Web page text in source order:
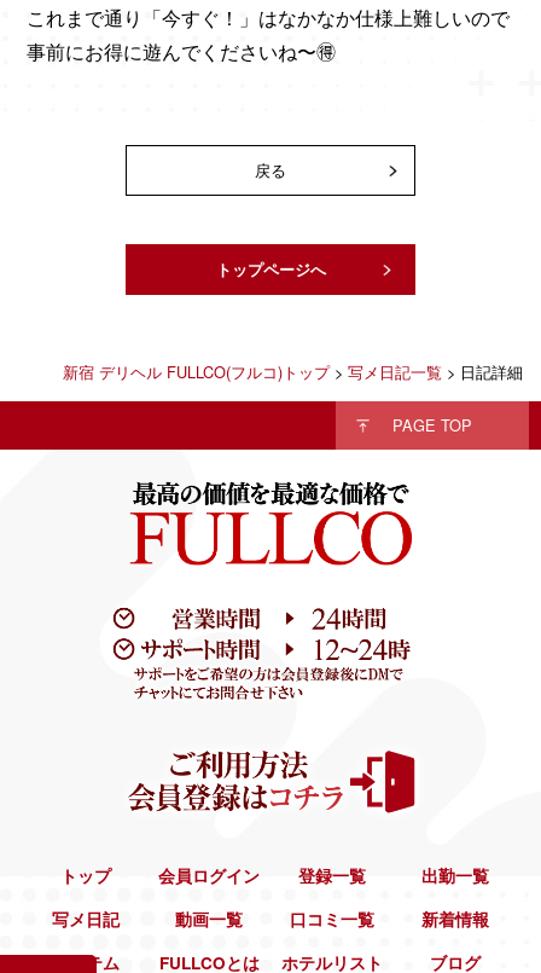
これまで通り「今すぐ！」はなかなか仕様上難しいので
事前にお得に遊んでくださいね〜🉐
戻る
トップページへ
新宿 デリヘル FULLCO(フルコ)トップ> 写メ日記一覧 > 日記詳細
PAGE TOP
トップ 会員ログイン 登録一覧
出勤一覧
写メ日記
動画一覧 口コミ一覧
新着情報
システム
FULLCOとは ホテルリスト ブログ